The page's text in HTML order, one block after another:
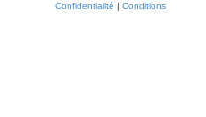
Confidentialité | Conditions